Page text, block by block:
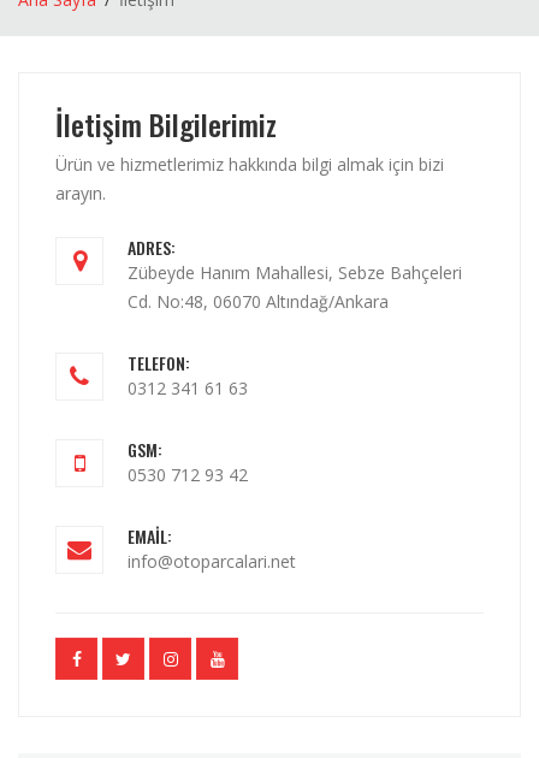
İletişim Bilgilerimiz
Ürün ve hizmetlerimiz hakkında bilgi almak için bizi
arayın.
ADRES:
Zübeyde Hanım Mahallesi, Sebze Bahçeleri
Cd. No:48, 06070 Altındağ/Ankara
TELEFON:
0312 341 61 63
GSM:
0530 712 93 42
EMAIL:
info@otoparcalari.net